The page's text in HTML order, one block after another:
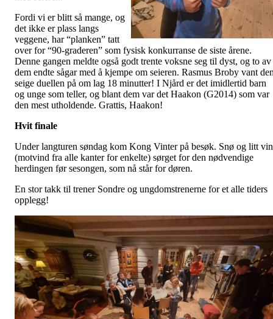
Fordi vi er blitt så mange, og
det ikke er plass langs
veggene, har “planken” tatt
over for “90-graderen” som fysisk konkurranse de siste årene.
Denne gangen meldte også godt trente voksne seg til dyst, og to av
dem endte sågar med å kjempe om seieren. Rasmus Broby vant
seige duellen på om lag 18 minutter! I Njård er det imidlertid barn
og unge som teller, og blant dem var det Haakon (G2014) som var
den mest utholdende. Grattis, Haakon!
Hvit finale
Under langturen søndag kom Kong Vinter på besøk. Snø og litt
(motvind fra alle kanter for enkelte) sørget for den nødvendige
herdingen før sesongen, som nå står for døren.
En stor takk til trener Sondre og ungdomstrenerne for et alle tiders
opplegg!